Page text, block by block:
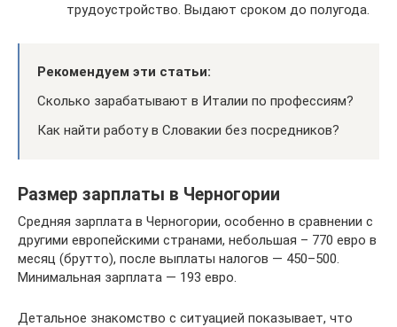
трудоустройство. Выдают сроком до полугода.
Рекомендуем эти статьи:
Сколько зарабатывают в Италии по профессиям?
Как найти работу в Словакии без посредников?
Размер зарплаты в Черногории
Средняя зарплата в Черногории, особенно в сравнении с
другими европейскими странами, небольшая – 770 евро в
месяц (брутто), после выплаты налогов — 450–500.
Минимальная зарплата — 193 евро.
Детальное знакомство с ситуацией показывает, что